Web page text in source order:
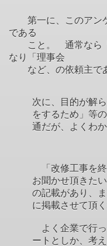
第一に、このアンケ
である
こと。 通常なら「
なり「理事会
など、の依頼主で
次に、目的が解
をするため」等
通だが、よくわか
「改修工事を
お聞かせ頂きたい
の記載があり、
に掲載させて頂
よく企業で行
ートとしか、